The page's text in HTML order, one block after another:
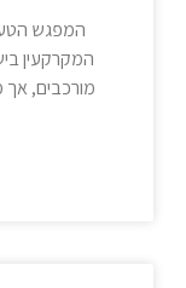
המפגש
המקרקעין
מורכבים, אך